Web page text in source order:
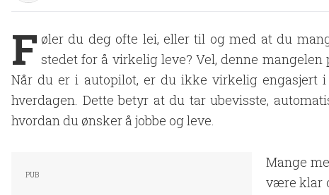
F øler du deg ofte lei, eller til og med at du
stedet for å virkelig leve? Vel, denne
Når du er i autopilot, er du ikke virkelig
hverdagen. Dette betyr at du tar ubevisste,
hvordan du ønsker å jobbe og leve.
Mange
være klar